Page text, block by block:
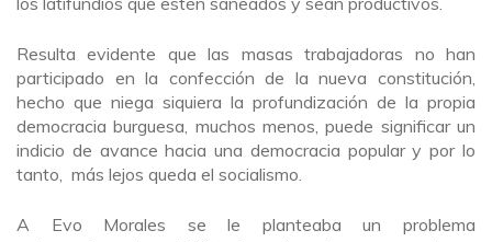
Resulta evidente que las masas trabajadoras no han
participado en la confección de la nueva constitución,
hecho que niega siquiera la profundización de la propia
democracia burguesa, muchos menos, puede significar un
indicio de avance hacia una democracia popular y por lo
tanto, más lejos queda el socialismo.
A Evo Morales se le planteaba un problema